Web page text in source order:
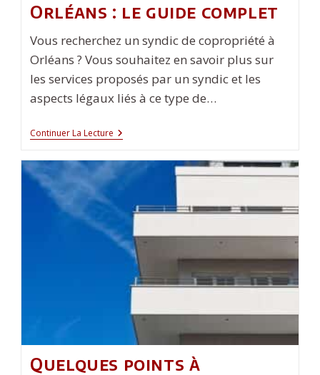
Orléans : le guide complet
Vous recherchez un syndic de copropriété à
Orléans ? Vous souhaitez en savoir plus sur
les services proposés par un syndic et les
aspects légaux liés à ce type de…
Continuer La Lecture Syndic
De
À
Orléans
Guide
Quelques points à